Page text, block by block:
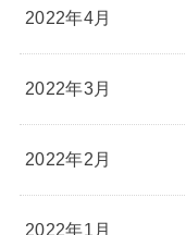
2022年4月
2022年3月
2022年2月
2022年1月